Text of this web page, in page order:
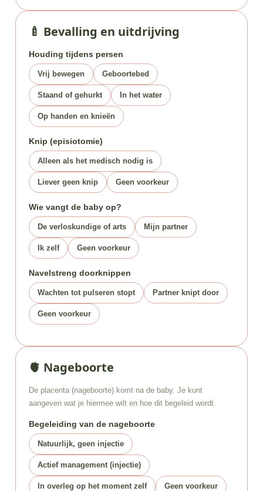
🍼 Bevalling en uitdrijving
Houding tijdens persen
Vrij bewegen Geboortebed
Staand of gehurkt In het water
Op handen en knieën
Knip (episiotomie)
Alleen als het medisch nodig is
Liever geen knip Geen voorkeur
Wie vangt de baby op?
De verloskundige of arts Mijn partner
Ik zelf Geen voorkeur
Navelstreng doorknippen
Wachten tot pulseren stopt Partner knipt door
Geen voorkeur
🫀 Nageboorte
De placenta (nageboorte) komt na de baby. Je kunt
aangeven wat je hiermee wilt en hoe dit begeleid wordt.
Begeleiding van de nageboorte
Natuurlijk, geen injectie
Actief management (injectie)
In overleg op het moment zelf Geen voorkeur